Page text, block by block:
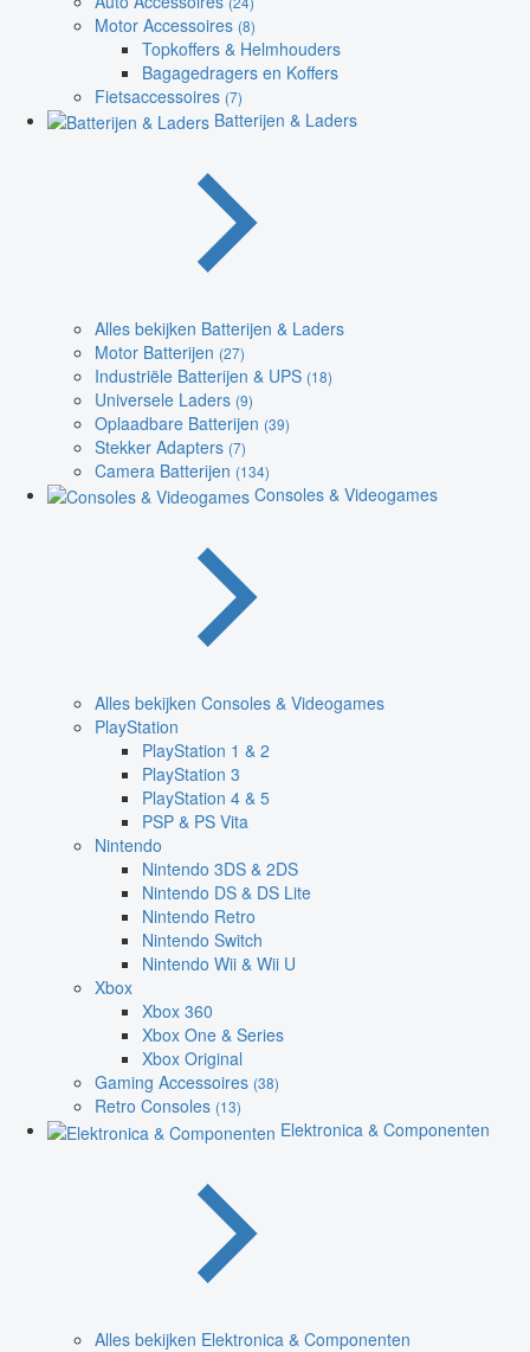
Motor Accessoires (8)
Topkoffers & Helmhouders
Bagagedragers en Koffers
Fietsaccessoires (7)
Batterijen & Laders
Alles bekijken Batterijen & Laders
Motor Batterijen (27)
Industriële Batterijen & UPS (18)
Universele Laders (9)
Oplaadbare Batterijen (39)
Stekker Adapters (7)
Camera Batterijen (134)
Consoles & Videogames
Alles bekijken Consoles & Videogames
PlayStation
PlayStation 1 & 2
PlayStation 3
PlayStation 4 & 5
PSP & PS Vita
Nintendo
Nintendo 3DS & 2DS
Nintendo DS & DS Lite
Nintendo Retro
Nintendo Switch
Nintendo Wii & Wii U
Xbox
Xbox 360
Xbox One & Series
Xbox Original
Gaming Accessoires (38)
Retro Consoles (13)
Elektronica & Componenten
Alles bekijken Elektronica & Componenten